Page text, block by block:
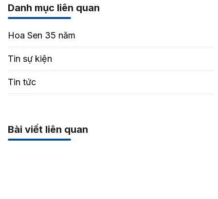
Danh mục liên quan
Hoa Sen 35 năm
Tin sự kiện
Tin tức
Bài viết liên quan